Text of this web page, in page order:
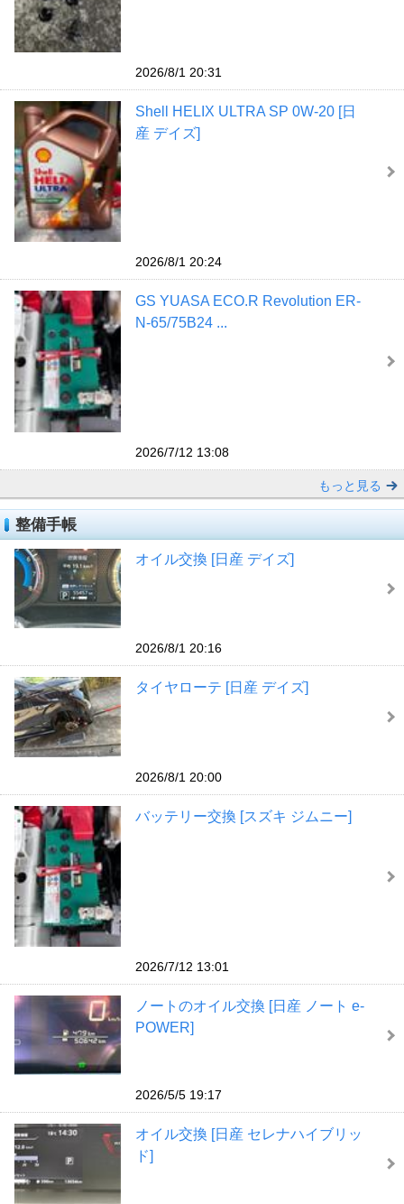
2026/8/1 20:31
Shell HELIX ULTRA SP 0W-20 [日
産 デイズ]
2026/8/1 20:24
GS YUASA ECO.R Revolution ER-
N-65/75B24 ...
2026/7/12 13:08
もっと見る
整備手帳
オイル交換 [日産 デイズ]
2026/8/1 20:16
タイヤローテ [日産 デイズ]
2026/8/1 20:00
バッテリー交換 [スズキ ジムニー]
2026/7/12 13:01
ノートのオイル交換 [日産 ノート e-
POWER]
2026/5/5 19:17
オイル交換 [日産 セレナハイブリッ
ド]